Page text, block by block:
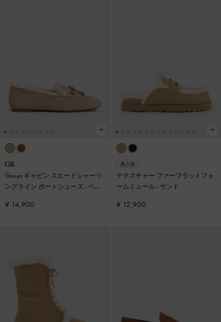
Gavyn ギャビン スエードシャーリ
ングライン ボートシューズ-ベー
¥ 14,900
再入荷
テクスチャー ファーフラットフォ
ームミュール- サンド
¥ 12,900